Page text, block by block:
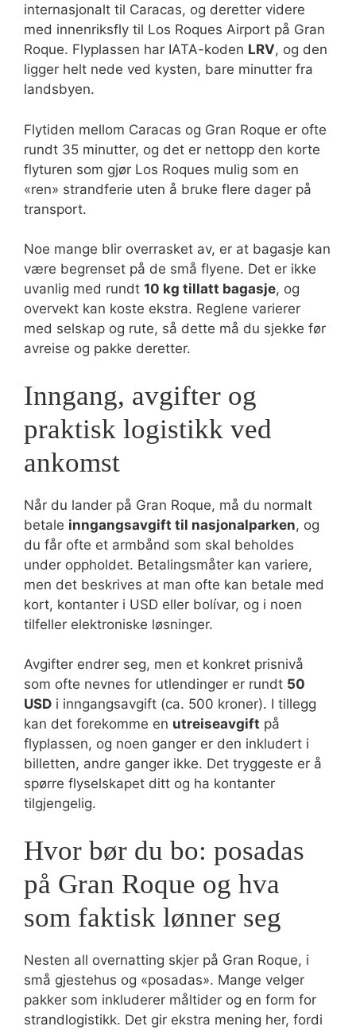
internasjonalt til Caracas, og deretter videre
med innenriksfly til Los Roques Airport på Gran
Roque. Flyplassen har IATA-koden LRV, og den
ligger helt nede ved kysten, bare minutter fra
landsbyen.
Flytiden mellom Caracas og Gran Roque er ofte
rundt 35 minutter, og det er nettopp den korte
flyturen som gjør Los Roques mulig som en
«ren» strandferie uten å bruke flere dager på
transport.
Noe mange blir overrasket av, er at bagasje kan
være begrenset på de små flyene. Det er ikke
uvanlig med rundt 10 kg tillatt bagasje, og
overvekt kan koste ekstra. Reglene varierer
med selskap og rute, så dette må du sjekke før
avreise og pakke deretter.
Inngang, avgifter og
praktisk logistikk ved
ankomst
Når du lander på Gran Roque, må du normalt
betale inngangsavgift til nasjonalparken, og
du får ofte et armbånd som skal beholdes
under oppholdet. Betalingsmåter kan variere,
men det beskrives at man ofte kan betale med
kort, kontanter i USD eller bolívar, og i noen
tilfeller elektroniske løsninger.
Avgifter endrer seg, men et konkret prisnivå
som ofte nevnes for utlendinger er rundt 50
USD i inngangsavgift (ca. 500 kroner). I tillegg
kan det forekomme en utreiseavgift på
flyplassen, og noen ganger er den inkludert i
billetten, andre ganger ikke. Det tryggeste er å
spørre flyselskapet ditt og ha kontanter
tilgjengelig.
Hvor bør du bo: posadas
på Gran Roque og hva
som faktisk lønner seg
Nesten all overnatting skjer på Gran Roque, i
små gjestehus og «posadas». Mange velger
pakker som inkluderer måltider og en form for
strandlogistikk. Det gir ekstra mening her, fordi